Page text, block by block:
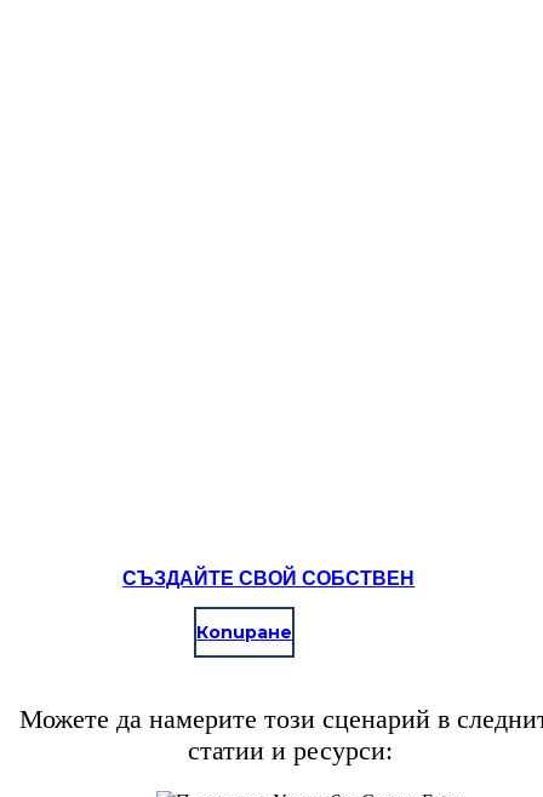
СЪЗДАЙТЕ СВОЙ СОБСТВЕН
Копиране
Можете да намерите този сценарий в
статии и ресурси: